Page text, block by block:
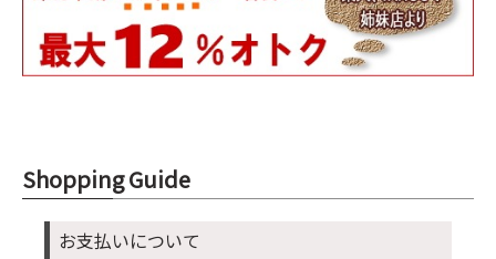
Shopping Guide
お支払いについて